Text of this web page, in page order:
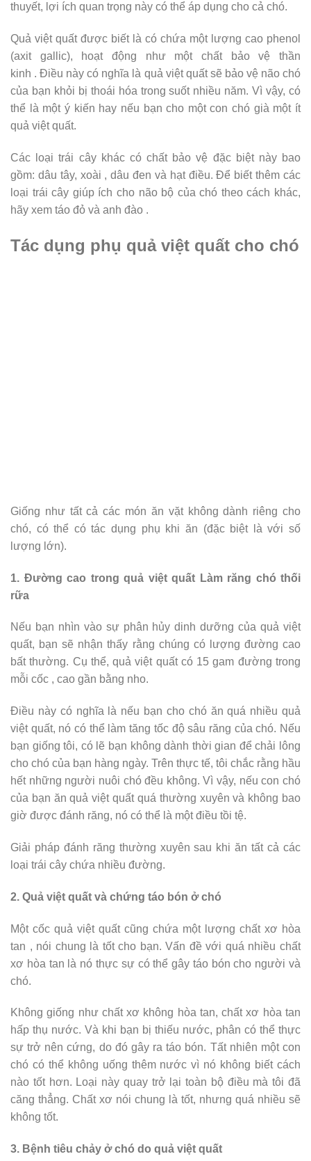
thuyết, lợi ích quan trọng này có thể áp dụng cho cả chó.
Quả việt quất được biết là có chứa một lượng cao phenol
(axit gallic), hoạt động như một chất bảo vệ thần
kinh . Điều này có nghĩa là quả việt quất sẽ bảo vệ não chó
của bạn khỏi bị thoái hóa trong suốt nhiều năm. Vì vậy, có
thể là một ý kiến ​​hay nếu bạn cho một con chó già một ít
quả việt quất.
Các loại trái cây khác có chất bảo vệ đặc biệt này bao
gồm: dâu tây, xoài , dâu đen và hạt điều. Để biết thêm các
loại trái cây giúp ích cho não bộ của chó theo cách khác,
hãy xem táo đỏ và anh đào .
Tác dụng phụ quả việt quất cho chó
Giống như tất cả các món ăn vặt không dành riêng cho
chó, có thể có tác dụng phụ khi ăn (đặc biệt là với số
lượng lớn).
1. Đường cao trong quả việt quất Làm răng chó thối
rữa
Nếu bạn nhìn vào sự phân hủy dinh dưỡng của quả việt
quất, bạn sẽ nhận thấy rằng chúng có lượng đường cao
bất thường. Cụ thể, quả việt quất có 15 gam đường trong
mỗi cốc , cao gần bằng nho.
Điều này có nghĩa là nếu bạn cho chó ăn quá nhiều quả
việt quất, nó có thể làm tăng tốc độ sâu răng của chó. Nếu
bạn giống tôi, có lẽ bạn không dành thời gian để chải lông
cho chó của bạn hàng ngày. Trên thực tế, tôi chắc rằng hầu
hết những người nuôi chó đều không. Vì vậy, nếu con chó
của bạn ăn quả việt quất quá thường xuyên và không bao
giờ được đánh răng, nó có thể là một điều tồi tệ.
Giải pháp đánh răng thường xuyên sau khi ăn tất cả các
loại trái cây chứa nhiều đường.
2. Quả việt quất và chứng táo bón ở chó
Một cốc quả việt quất cũng chứa một lượng chất xơ hòa
tan , nói chung là tốt cho bạn. Vấn đề với quá nhiều chất
xơ hòa tan là nó thực sự có thể gây táo bón cho người và
chó.
Không giống như chất xơ không hòa tan, chất xơ hòa tan
hấp thụ nước. Và khi bạn bị thiếu nước, phân có thể thực
sự trở nên cứng, do đó gây ra táo bón. Tất nhiên một con
chó có thể không uống thêm nước vì nó không biết cách
nào tốt hơn. Loại này quay trở lại toàn bộ điều mà tôi đã
căng thẳng. Chất xơ nói chung là tốt, nhưng quá nhiều sẽ
không tốt.
3. Bệnh tiêu chảy ở chó do quả việt quất